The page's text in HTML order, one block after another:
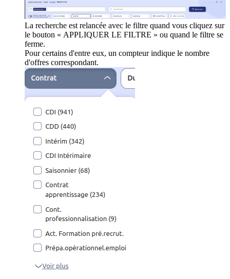
La recherche est relancée avec le filtre quand vous cliquez sur
le bouton « APPLIQUER LE FILTRE » ou quand le filtre se
ferme.
Pour certains d'entre eux, un compteur indique le nombre
d'offres correspondant.